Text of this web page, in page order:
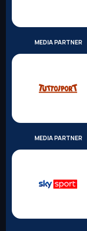
MEDIA PARTNER
MEDIA PARTNER